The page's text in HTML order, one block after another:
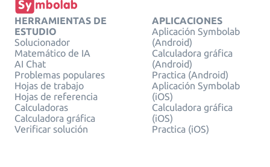
HERRAMIENTAS DE
ESTUDIO
Solucionador
Matemático de IA
AI Chat
Problemas populares
Hojas de trabajo
Hojas de referencia
Calculadoras
Calculadora gráfica
Verificar solución
APLICACIONES
Aplicación Symbolab
(Android)
Calculadora gráfica
(Android)
Practica (Android)
Aplicación Symbolab
(iOS)
Calculadora gráfica
(iOS)
Practica (iOS)